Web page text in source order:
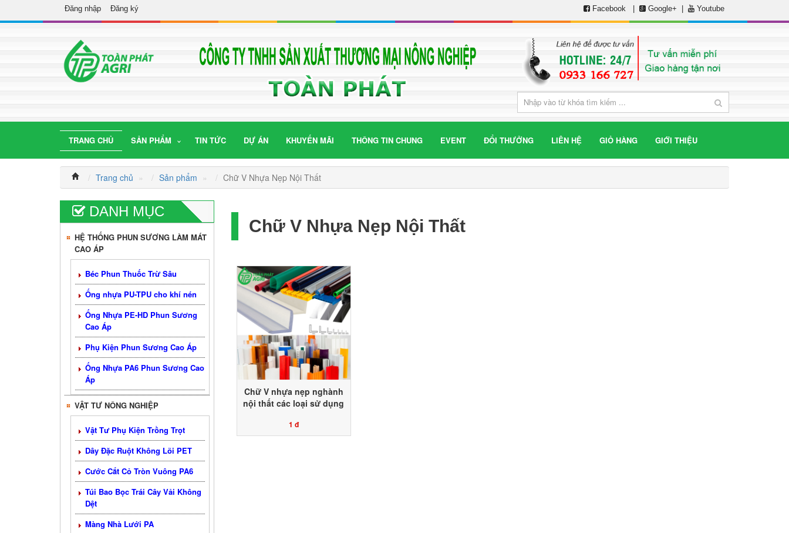
Đăng nhập Đăng ký Facebook Google+ Youtube
TRANG CHỦ SẢN PHẨM TIN TỨC DỰ ÁN KHUYẾN MÃI THÔNG TIN CHUNG EVENT ĐỔI THƯỞNG LIÊN HỆ GIỎ HÀNG GIỚI THIỆU
Trang chủ » Sản phẩm » Chữ V Nhựa Nẹp Nội Thất
DANH MỤC
HỆ THỐNG PHUN SƯƠNG LÀM MÁT
CAO ÁP
Béc Phun Thuốc Trừ Sâu
Ống nhựa PU-TPU cho khí nén
Ống Nhựa PE-HD Phun Sương
Cao Áp
Phụ Kiện Phun Sương Cao Áp
Ống Nhựa PA6 Phun Sương Cao
Áp
VẬT TƯ NÔNG NGHIỆP
Vật Tư Phụ Kiện Trồng Trọt
Dây Đặc Ruột Không Lõi PET
Cước Cắt Cỏ Tròn Vuông PA6
Túi Bao Bọc Trái Cây Vải Không
Dệt
Màng Nhà Lưới PA
Chữ V Nhựa Nẹp Nội Thất
Chữ V nhựa nẹp nghành
nội thất các loại sử dụng
Phát Agri
1 đ